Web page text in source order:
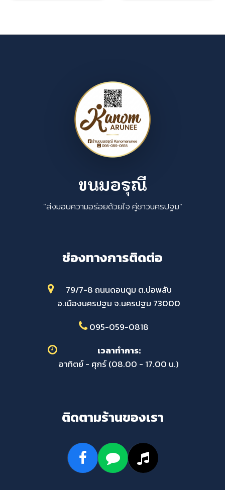
ขนมอรุณี
"ส่งมอบความอร่อยด้วยใจ คู่ชาวนครปฐม"
ช่องทางการติดต่อ
79/7-8 ถนนดอนตูม ต.บ่อพลับ
อ.เมืองนครปฐม จ.นครปฐม 73000
095-059-0818
เวลาทำการ:
อาทิตย์ - ศุกร์ (08.00 - 17.00 น.)
ติดตามร้านของเรา